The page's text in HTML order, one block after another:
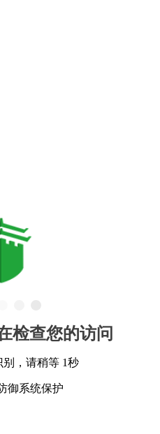
检查您的访问
，请稍等 1秒
御系统保护